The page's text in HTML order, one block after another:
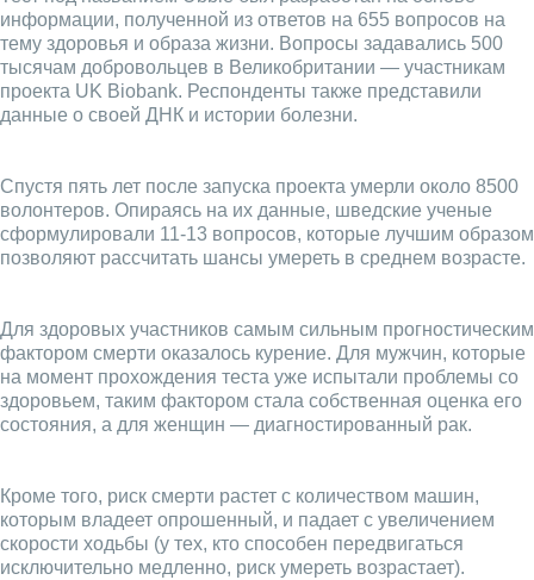
информации, полученной из ответов на 655 вопросов на
тему здоровья и образа жизни. Вопросы задавались 500
тысячам добровольцев в Великобритании — участникам
проекта UK Biobank. Респонденты также представили
данные о своей ДНК и истории болезни.
Спустя пять лет после запуска проекта умерли около 8500
волонтеров. Опираясь на их данные, шведские ученые
сформулировали 11-13 вопросов, которые лучшим образом
позволяют рассчитать шансы умереть в среднем возрасте.
Для здоровых участников самым сильным прогностическим
фактором смерти оказалось курение. Для мужчин, которые
на момент прохождения теста уже испытали проблемы со
здоровьем, таким фактором стала собственная оценка его
состояния, а для женщин — диагностированный рак.
Кроме того, риск смерти растет с количеством машин,
которым владеет опрошенный, и падает с увеличением
скорости ходьбы (у тех, кто способен передвигаться
исключительно медленно, риск умереть возрастает).